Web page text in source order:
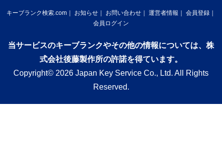
キーブランク検索.com お知らせ お問い合わせ 運営者情報
会員登録
会員ログイン
当サービスのキーブランクやその他の情報については、株
式会社後藤製作所の許諾を得ています。
Copyright© 2026 Japan Key Service Co., Ltd. All Rights
Reserved.